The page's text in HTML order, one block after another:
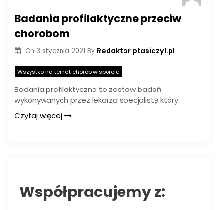
Badania profilaktyczne przeciw
chorobom
On 3 stycznia 2021 By Redaktor ptasiazyl.pl
Wszystko na temat chorób w sporcie
Badania profilaktyczne to zestaw badań
wykonywanych przez lekarza specjalistę który
Czytaj więcej
Współpracujemy z: